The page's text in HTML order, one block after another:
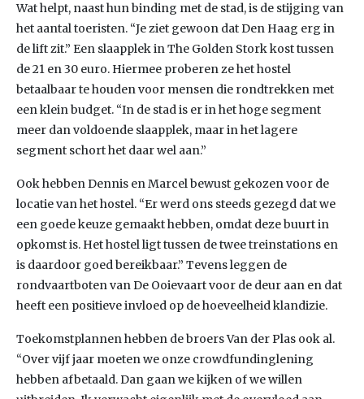
Wat helpt, naast hun binding met de stad, is de stijging van
het aantal toeristen. “Je ziet gewoon dat Den Haag erg in
de lift zit.” Een slaapplek in The Golden Stork kost tussen
de 21 en 30 euro. Hiermee proberen ze het hostel
betaalbaar te houden voor mensen die rondtrekken met
een klein budget. “In de stad is er in het hoge segment
meer dan voldoende slaapplek, maar in het lagere
segment schort het daar wel aan.”
Ook hebben Dennis en Marcel bewust gekozen voor de
locatie van het hostel. “Er werd ons steeds gezegd dat we
een goede keuze gemaakt hebben, omdat deze buurt in
opkomst is. Het hostel ligt tussen de twee treinstations en
is daardoor goed bereikbaar.” Tevens leggen de
rondvaartboten van De Ooievaart voor de deur aan en dat
heeft een positieve invloed op de hoeveelheid klandizie.
Toekomstplannen hebben de broers Van der Plas ook al.
“Over vijf jaar moeten we onze crowdfundinglening
hebben afbetaald. Dan gaan we kijken of we willen